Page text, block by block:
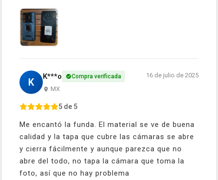
K K***o Compra verificada
MX
16 de julio de 2025
5 de 5
Me encantó la funda. El material se ve de buena
calidad y la tapa que cubre las cámaras se abre
y cierra fácilmente y aunque parezca que no
abre del todo, no tapa la cámara que toma la
foto, así que no hay problema